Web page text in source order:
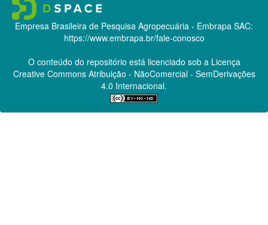
Empresa Brasileira de Pesquisa Agropecuária - Embrapa SAC:
https://www.embrapa.br/fale-conosco
O conteúdo do repositório está licenciado sob a Licença
Creative CommonsAtribuição - NãoComercial - SemDerivações
4.0 Internacional.